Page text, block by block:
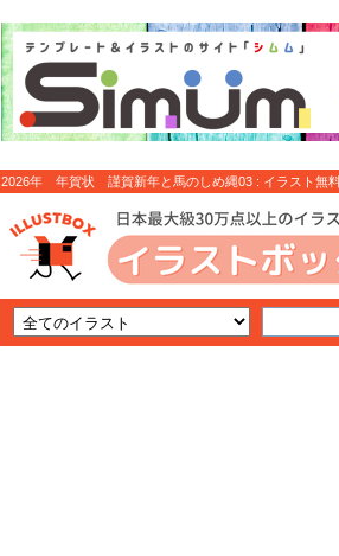
2026年 年賀状 謹賀新年と馬のしめ縄03 : イラスト無